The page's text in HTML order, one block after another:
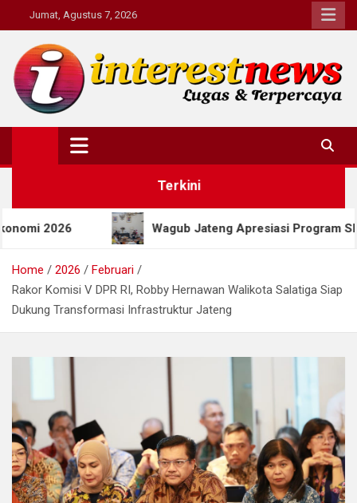
to
content
Jumat, Agustus 7, 2026
Interestnews.or.id
Terkini
Wagub Jateng Apresiasi Program SEJUTA MIJEL,
Home 2026
Februari
Rakor Komisi V DPR RI, Robby Hernawan Walikota Salatiga Siap
Dukung Transformasi Infrastruktur Jateng